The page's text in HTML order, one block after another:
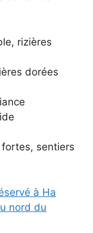
rizières
dorées
sentiers
à Ha
nord du